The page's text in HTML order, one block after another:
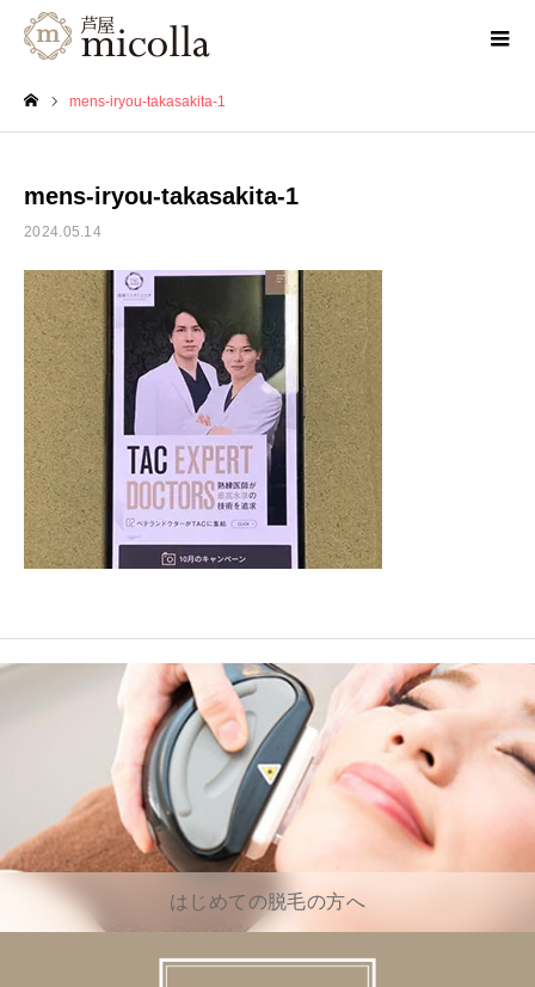
mens-iryou-takasakita-1
mens-iryou-takasakita-1
2024.05.14
はじめての脱毛の方へ